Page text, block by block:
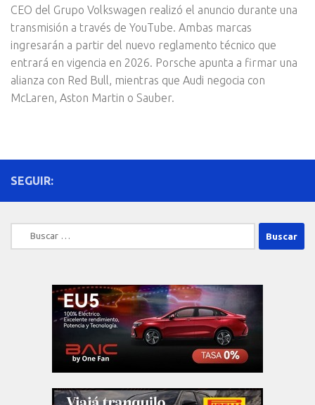
CEO del Grupo Volkswagen realizó el anuncio durante una
transmisión a través de YouTube. Ambas marcas
ingresarán a partir del nuevo reglamento técnico que
entrará en vigencia en 2026. Porsche apunta a firmar una
alianza con Red Bull, mientras que Audi negocia con
McLaren, Aston Martin o Sauber.
SEGUIR:
Buscar: